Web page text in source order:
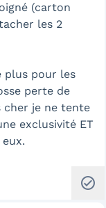
(carton
les 2
plus pour les
perte de
cher je ne tente
exclusivité ET
check_circle